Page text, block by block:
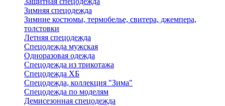
Зимняя спецодежда
Зимние костюмы, термобелье, свитера, джемпера,
толстовки
Летняя спецодежда
Спецодежда мужская
Одноразовая одежда
Спецодежда из трикотажа
Спецодежда ХБ
Спецодежда, коллекция "Зима"
Спецодежда по моделям
Демисезонная спецодежда